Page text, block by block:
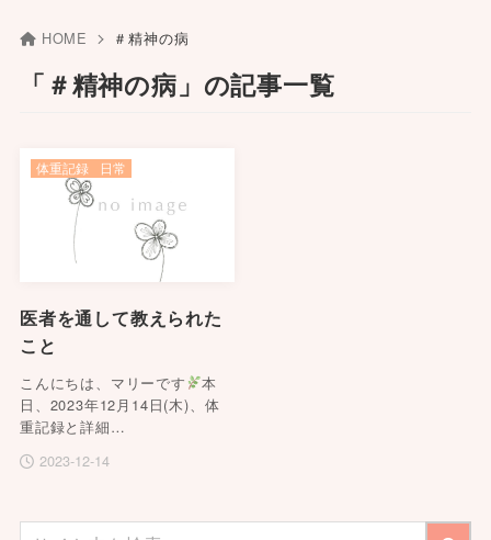
HOME ＃精神の病
「＃精神の病」の記事一覧
医者を通して教えられた
こと
こんにちは、マリーです
本
日、2023年12月14日(木)、体
重記録と詳細…
2023-12-14
体重記録 日常